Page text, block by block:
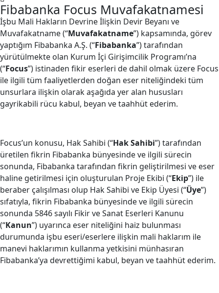
Fibabanka Focus Muvafakatnamesi
İşbu Mali Hakların Devrine İlişkin Devir Beyanı ve
Muvafakatname (“Muvafakatname”) kapsamında, görev
yaptığım Fibabanka A.Ş. (“Fibabanka”) tarafından
yürütülmekte olan Kurum İçi Girişimcilik Programı’na
(“Focus”) istinaden fikir eserleri de dahil olmak üzere Focus
ile ilgili tüm faaliyetlerden doğan eser niteliğindeki tüm
unsurlara ilişkin olarak aşağıda yer alan hususları
gayrikabili rücu kabul, beyan ve taahhüt ederim.
Focus’un konusu, Hak Sahibi (“Hak Sahibi”) tarafından
üretilen fikrin Fibabanka bünyesinde ve ilgili sürecin
sonunda, Fibabanka tarafından fikrin geliştirilmesi ve eser
haline getirilmesi için oluşturulan Proje Ekibi (“Ekip”) ile
beraber çalışılması olup Hak Sahibi ve Ekip Üyesi (“Üye”)
sıfatıyla, fikrin Fibabanka bünyesinde ve ilgili sürecin
sonunda 5846 sayılı Fikir ve Sanat Eserleri Kanunu
(“Kanun”) uyarınca eser niteliğini haiz bulunması
durumunda işbu eseri/eserlere ilişkin mali haklarım ile
manevi haklarımın kullanma yetkisini münhasıran
Fibabanka’ya devrettiğimi kabul, beyan ve taahhüt ederim.